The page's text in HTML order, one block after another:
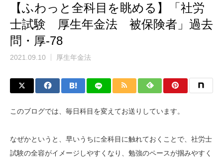
【ふわっと全科目を眺める】「社労
士試験 厚生年金法 被保険者」過去
問・厚-78
2021.09.10 厚生年金法
このブログでは、毎日科目を変えてお送りしています。
なぜかというと、早いうちに全科目に触れておくことで、社労士
試験の全容がイメージしやすくなり、勉強のペースが掴みやすく